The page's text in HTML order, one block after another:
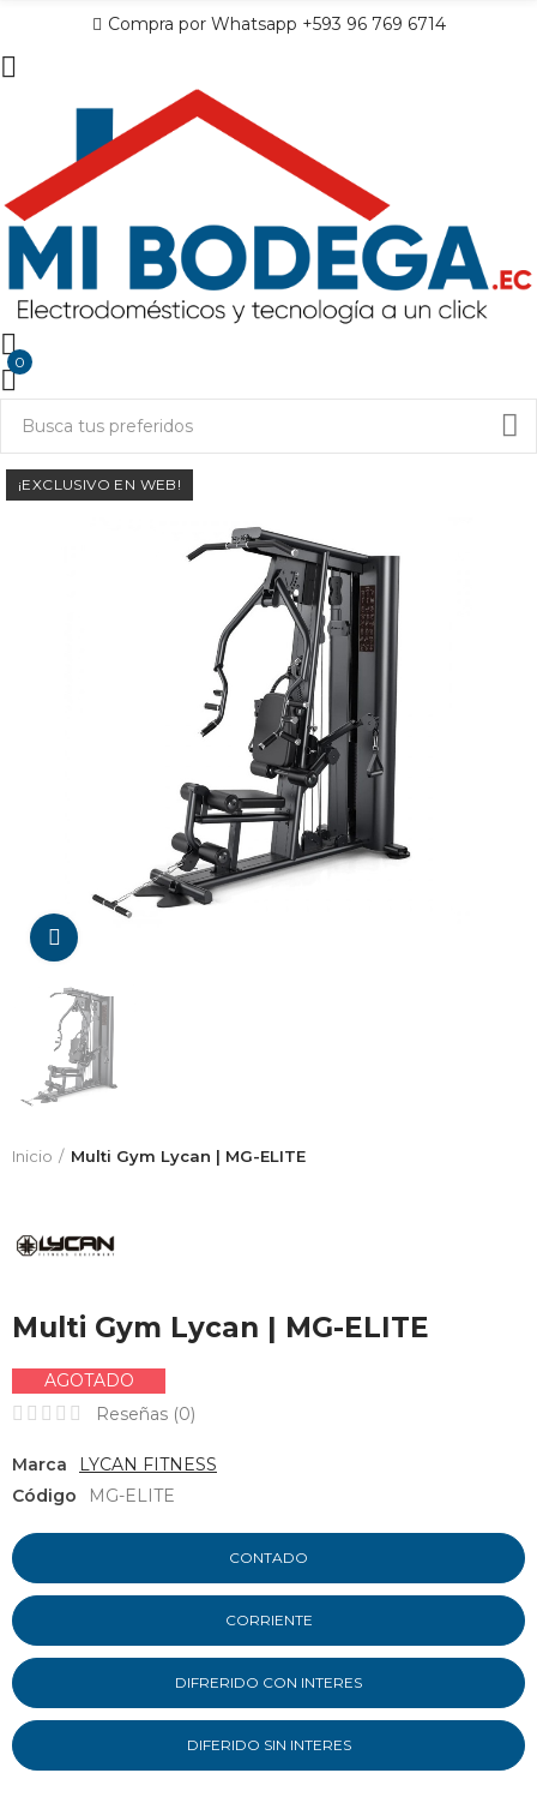
Compra por Whatsapp +593 96 769 6714
0
¡EXCLUSIVO EN WEB!
Inicio Multi Gym Lycan | MG-ELITE
Multi Gym Lycan | MG-ELITE
AGOTADO
Reseñas (0)
Marca
LYCAN FITNESS
Código
MG-ELITE
CONTADO
CORRIENTE
DIFRERIDO CON INTERES
DIFERIDO SIN INTERES